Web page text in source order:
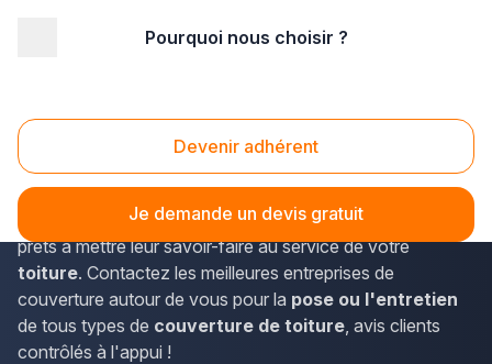
Pourquoi nous choisir ?
Devenir adhérent
Je demande un devis gratuit
Couverture
Besoin d'uneentreprise de couverturede confiance
pour garantirl'étanchéité et la durabilité de votre toit
?
Découvrez chez Plus que pro des couvreurs experts
prêts à mettre leur savoir-faire au service de votre
toiture. Contactez les meilleures entreprises de
couverture autour de vous pour la pose ou l'entretien
de tous types de couverture de toiture, avis clients
contrôlés à l'appui !